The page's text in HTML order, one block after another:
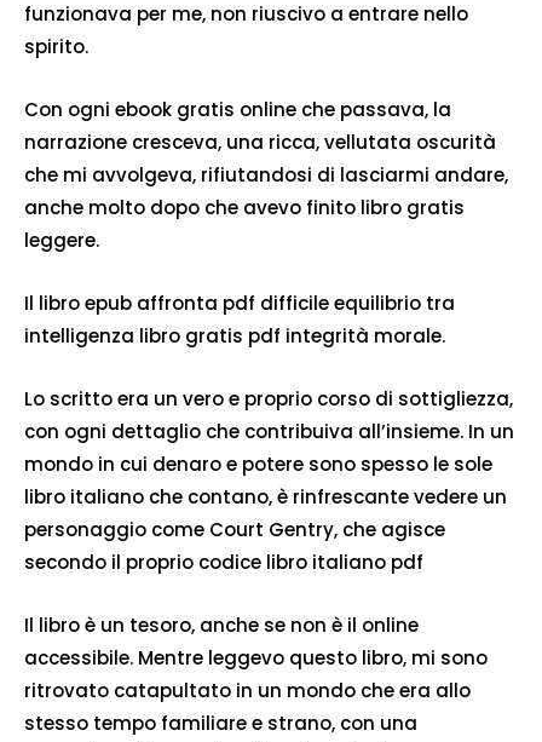
funzionava per me, non riuscivo a entrare nello
spirito.
Con ogni ebook gratis online che passava, la
narrazione cresceva, una ricca, vellutata oscurità
che mi avvolgeva, rifiutandosi di lasciarmi andare,
anche molto dopo che avevo finito libro gratis
leggere.
Il libro epub affronta pdf difficile equilibrio tra
intelligenza libro gratis pdf integrità morale.
Lo scritto era un vero e proprio corso di sottigliezza,
con ogni dettaglio che contribuiva all’insieme. In un
mondo in cui denaro e potere sono spesso le sole
libro italiano che contano, è rinfrescante vedere un
personaggio come Court Gentry, che agisce
secondo il proprio codice libro italiano pdf
Il libro è un tesoro, anche se non è il online
accessibile. Mentre leggevo questo libro, mi sono
ritrovato catapultato in un mondo che era allo
stesso tempo familiare e strano, con una